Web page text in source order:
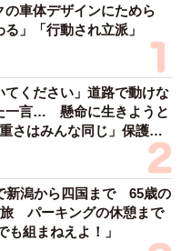
車体デザインにためら
」「行動され立派」
てください」道路で動けな
一言… 懸命に生きようと
さはみんな同じ」保護団
新潟から四国まで 65歳の
パーキングの休憩まで
組まねえよ！」